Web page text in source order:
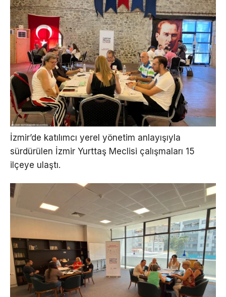
İzmir’de katılımcı yerel yönetim anlayışıyla
sürdürülen İzmir Yurttaş Meclisi çalışmaları 15
ilçeye ulaştı.